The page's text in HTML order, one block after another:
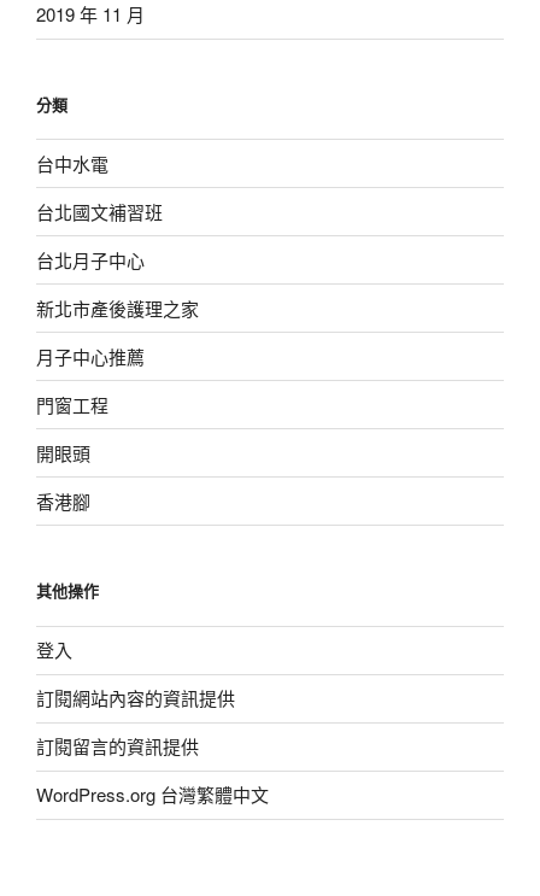
2019 年 11 月
分類
台中水電
台北國文補習班
台北月子中心
新北市產後護理之家
月子中心推薦
門窗工程
開眼頭
香港腳
其他操作
登入
訂閱網站內容的資訊提供
訂閱留言的資訊提供
WordPress.org 台灣繁體中文